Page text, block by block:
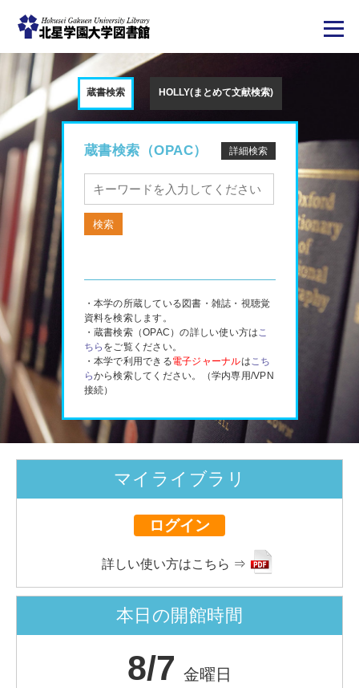
ン
ン
ツ
に
移
動
蔵書検索
蔵書検索（OPAC） 詳細検索
・本学の所蔵している図書・雑誌・視聴覚
資料を検索します。
・蔵書検索（OPAC）の詳しい使い方はこ
ちら をご覧ください。
・本学で利用できる電子ジャーナルはこち
らから検索してください。（学内専用/VPN
接続）
HOLLY(まとめて文献検索)
マイライブラリ
ログイン
詳しい使い方はこちら ⇒
本日の開館時間
8/7 金曜日